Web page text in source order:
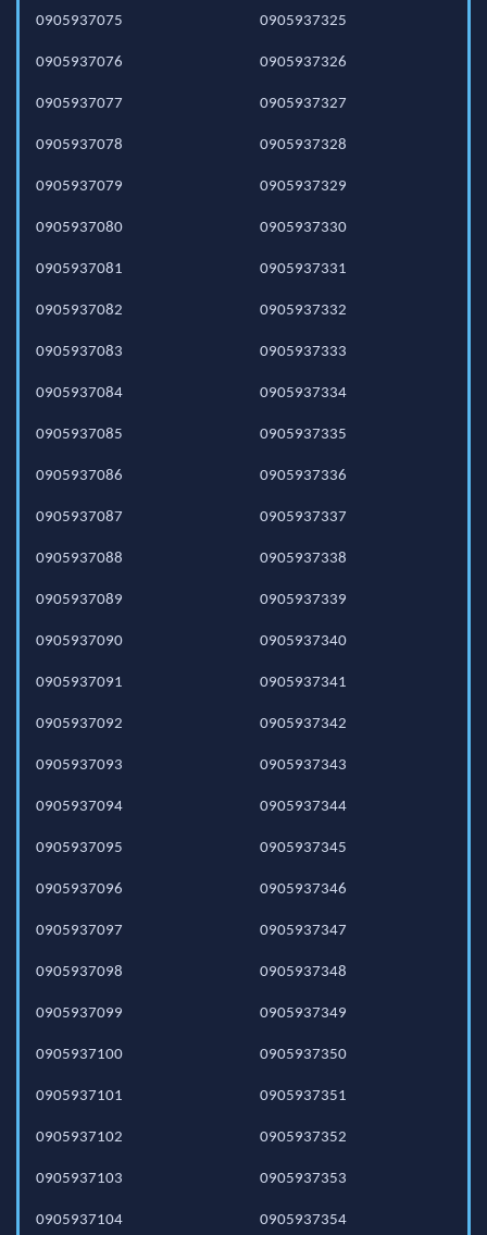
0905937075
0905937076
0905937077
0905937078
0905937079
0905937080
0905937081
0905937082
0905937083
0905937084
0905937085
0905937086
0905937087
0905937088
0905937089
0905937090
0905937091
0905937092
0905937093
0905937094
0905937095
0905937096
0905937097
0905937098
0905937099
0905937100
0905937101
0905937102
0905937103
0905937104
0905937325
0905937326
0905937327
0905937328
0905937329
0905937330
0905937331
0905937332
0905937333
0905937334
0905937335
0905937336
0905937337
0905937338
0905937339
0905937340
0905937341
0905937342
0905937343
0905937344
0905937345
0905937346
0905937347
0905937348
0905937349
0905937350
0905937351
0905937352
0905937353
0905937354